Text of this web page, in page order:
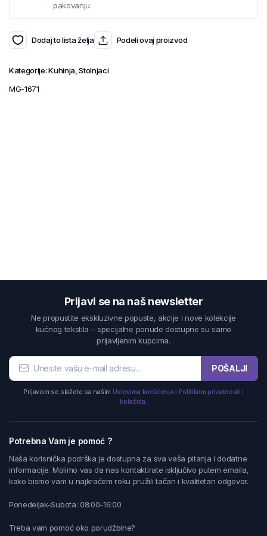
pakovanju.
Dodaj to lista želja Podeli ovaj proizvod
Kategorije:Kuhinja,Stolnjaci
MG-1671
Prijavi se na naš newsletter
Ne propustite ekskluzivne popuste, akcije i nove kolekcije
kućnog tekstila – specijalne ponude dostupne su samo
prijavljenim kupcima.
POŠALJI
Prijavom se slažete sa našim Uslovima korišćenja i Politikom privatnosti i
kolačića.
Potrebna Vam je pomoć ?
Naša korisnička podrška je dostupna za sva vaša pitanja i dodatne
informacije. Molimo vas da nas kontaktirate isključivo putem emaila,
kako bismo vam u najkraćem roku pružili tačan i kvalitetan odgovor.
Ponedeljak-Subota: 08:00-16:00
Treba vam pomoć oko porudžbine?